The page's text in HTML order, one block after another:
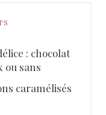
: chocolat
ou sans
caramélisés